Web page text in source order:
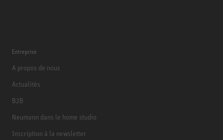
Entreprise
A propos de nous
Actualités
B2B
Neumann dans le home studio
Inscription à la newsletter